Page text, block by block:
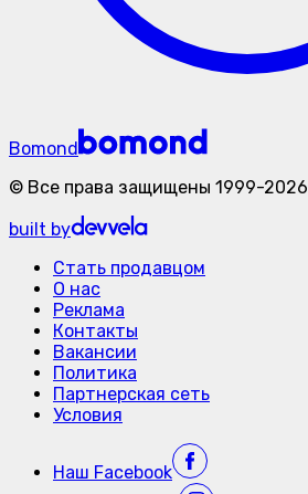
Bomond
© Все права защищены 1999-2026
built by
Стать продавцом
О нас
Реклама
Контакты
Вакансии
Политика
Партнерская сеть
Условия
Наш Facebook